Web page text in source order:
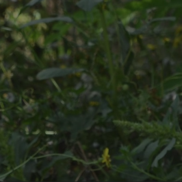
Wildaussiedream